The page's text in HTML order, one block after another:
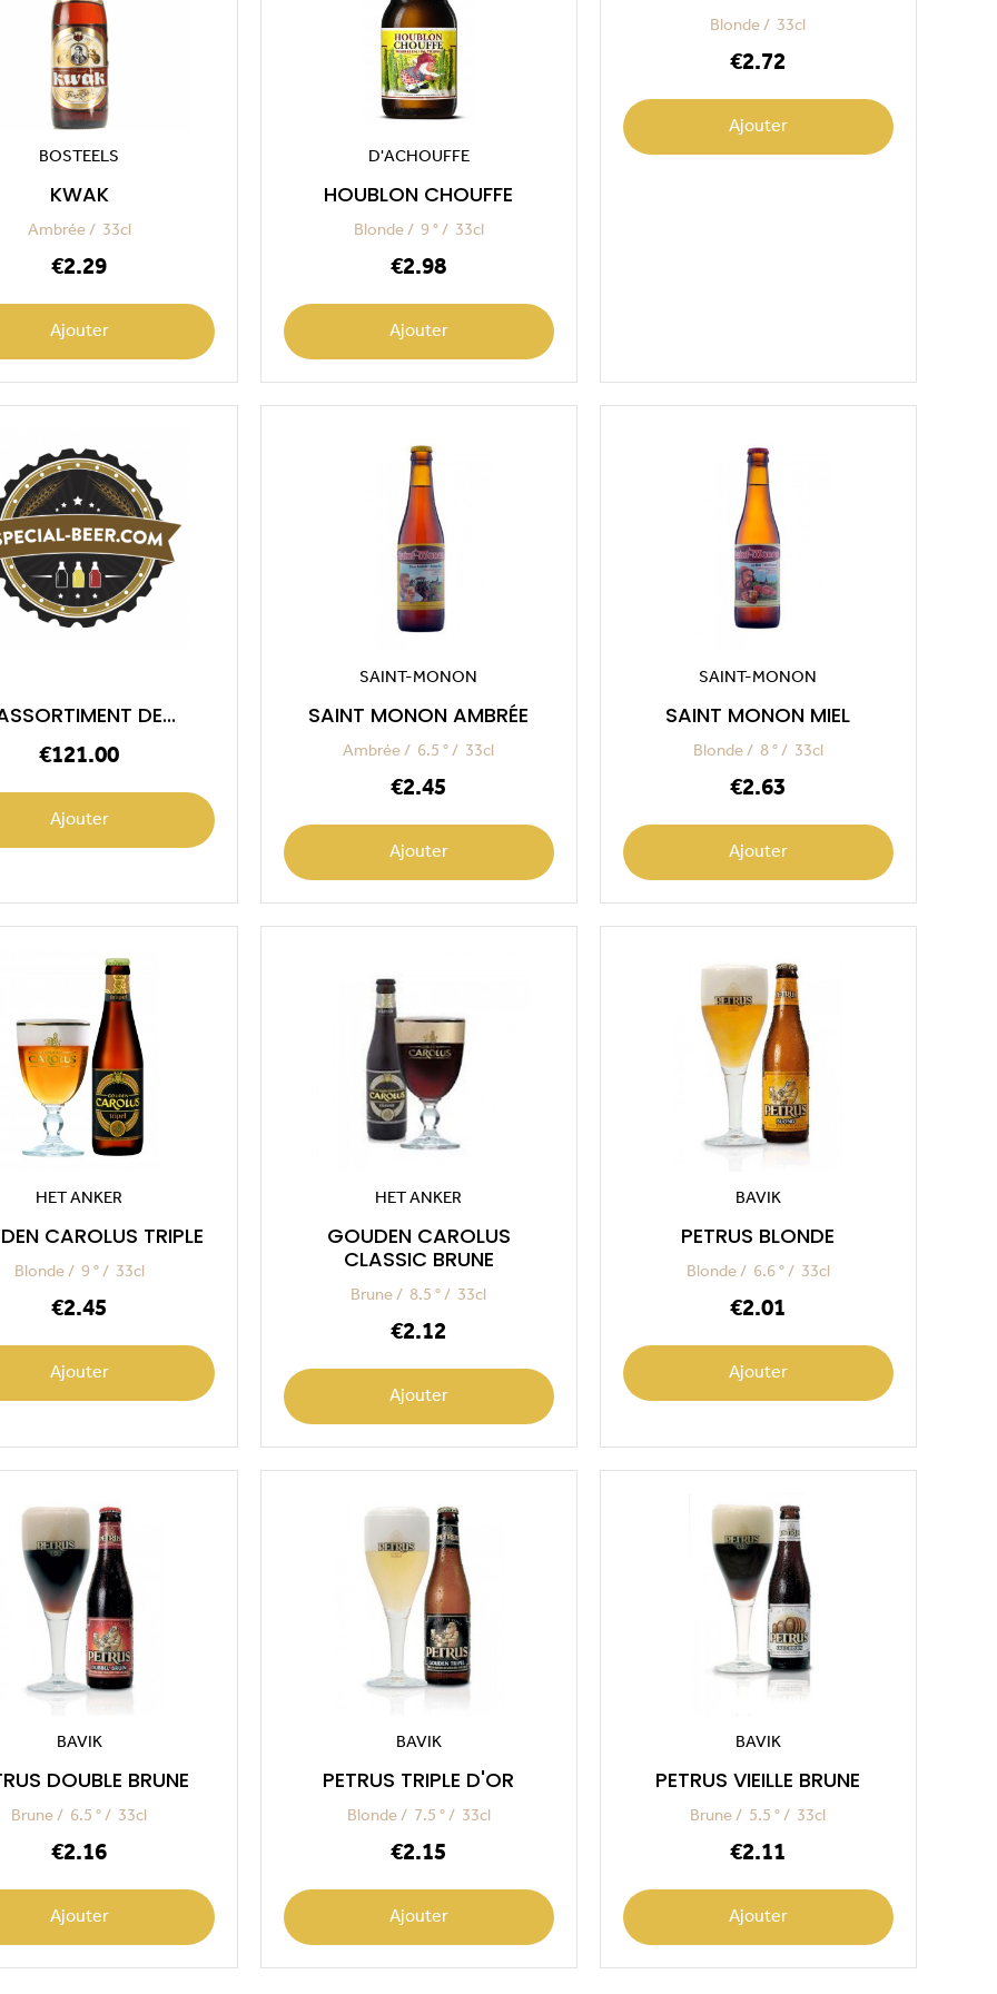
BOSTEELS
KWAK
Ambrée 33cl
€2.29
Ajouter
D'ACHOUFFE
HOUBLON CHOUFFE
Blonde 9 ° 33cl
€2.98
Ajouter
Blonde 33cl
€2.72
Ajouter
DE...
€121.00
Ajouter
SAINT-MONON
SAINT MONON AMBRÉE
Ambrée 6.5 ° 33cl
€2.45
Ajouter
SAINT-MONON
SAINT MONON MIEL
Blonde 8 ° 33cl
€2.63
Ajouter
HET ANKER
CAROLUS TRIPLE
Blonde 9 ° 33cl
€2.45
Ajouter
HET ANKER
GOUDEN CAROLUS
CLASSIC BRUNE
Brune 8.5 ° 33cl
€2.12
Ajouter
BAVIK
PETRUS BLONDE
Blonde 6.6 ° 33cl
€2.01
Ajouter
BAVIK
DOUBLE BRUNE
Brune 6.5 ° 33cl
€2.16
Ajouter
BAVIK
PETRUS TRIPLE D'OR
Blonde 7.5 ° 33cl
€2.15
Ajouter
BAVIK
PETRUS VIEILLE BRUNE
Brune 5.5 ° 33cl
€2.11
Ajouter